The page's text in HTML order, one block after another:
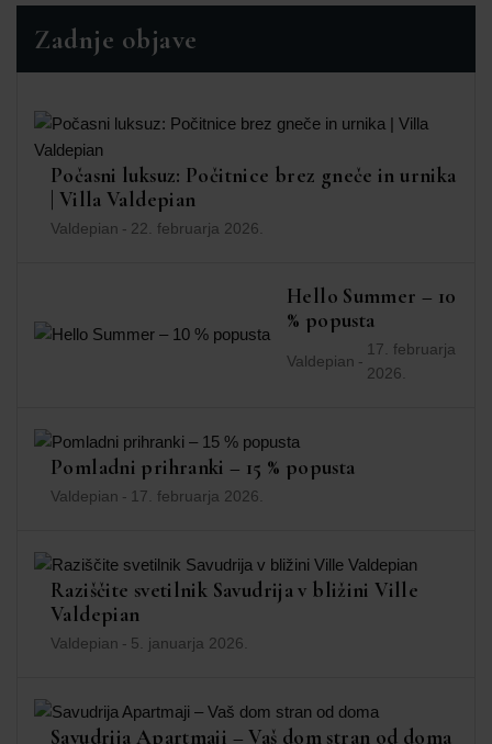
Zadnje objave
Počasni luksuz: Počitnice brez gneče in urnika
| Villa Valdepian
Valdepian - 22. februarja 2026.
Hello Summer – 10
% popusta
Valdepian -
17. februarja
2026.
Pomladni prihranki – 15 % popusta
Valdepian - 17. februarja 2026.
Raziščite svetilnik Savudrija v bližini Ville
Valdepian
Valdepian - 5. januarja 2026.
Savudrija Apartmaji – Vaš dom stran od doma